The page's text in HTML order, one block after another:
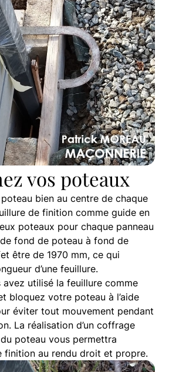
vos poteaux
bien au centre de chaque
de finition comme guide en
poteaux pour chaque panneau
de fond de poteau à fond de
être de 1970 mm, ce qui
d’une feuillure.
avez utilisé la feuillure comme
bloquez votre poteau à l’aide
éviter tout mouvement pendant
La réalisation d’un coffrage
poteau vous permettra
finition au rendu droit et propre.